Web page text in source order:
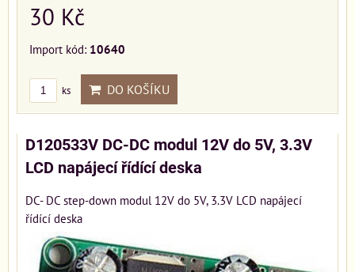
30 Kč
Import kód: 10640
ks DO KOŠÍKU
D120533V DC-DC modul 12V do 5V, 3.3V
LCD napájecí řídící deska
DC- DC step-down modul 12V do 5V, 3.3V LCD napájecí
řídící deska